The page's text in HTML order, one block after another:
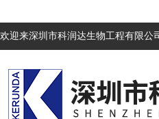
欢迎来深圳市科润达生物工程有限公